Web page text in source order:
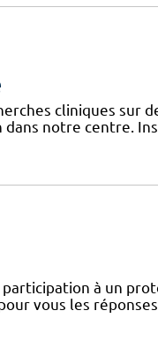
cliniques sur
notre centre.
à un
vous les